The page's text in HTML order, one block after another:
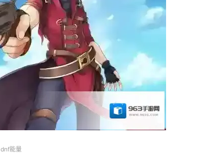
dnf能量